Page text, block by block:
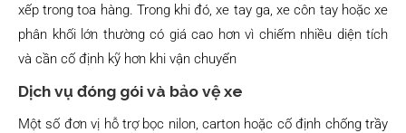
xếp trong toa hàng. Trong khi đó, xe tay ga, xe côn tay hoặc xe
phân khối lớn thường có giá cao hơn vì chiếm nhiều diện tích
và cần cố định kỹ hơn khi vận chuyển
Dịch vụ đóng gói và bảo vệ xe
Một số đơn vị hỗ trợ bọc nilon, carton hoặc cố định chống trầy